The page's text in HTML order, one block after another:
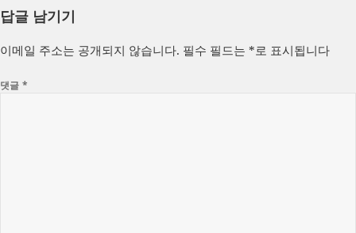
일
이
답글 남기기
이메일 주소는 공개되지 않습니다. 필수 필드는 *로 표시됩니다
댓글*